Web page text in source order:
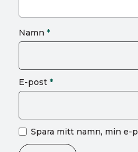
Namn *
E-post *
Spara mitt namn, min e-